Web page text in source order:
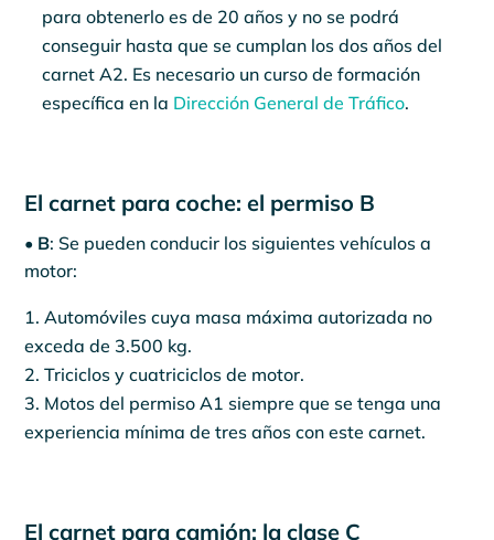
para obtenerlo es de 20 años y no se podrá
conseguir hasta que se cumplan los dos años del
carnet A2. Es necesario un curso de formación
específica en la Dirección General de Tráfico.
El carnet para coche: el permiso B
• B: Se pueden conducir los siguientes vehículos a
motor:
Automóviles cuya masa máxima autorizada no
exceda de 3.500 kg.
Triciclos y cuatriciclos de motor.
Motos del permiso A1 siempre que se tenga una
experiencia mínima de tres años con este carnet.
El carnet para camión: la clase C